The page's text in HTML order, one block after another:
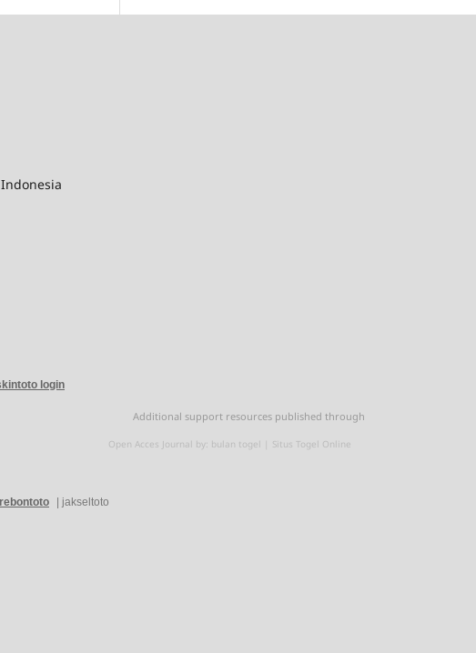
login
Additional support resources published through
Open Acces Journal by: bulan togel Situs Togel Online
jakseltoto